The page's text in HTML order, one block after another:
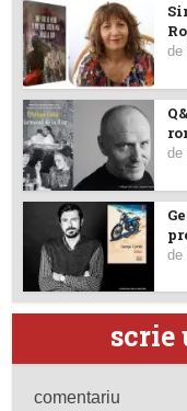
de
de
de
scrie
comentariu